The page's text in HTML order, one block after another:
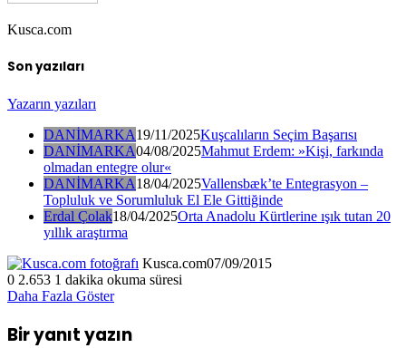
Kusca.com
Son yazıları
Yazarın yazıları
DANİMARKA19/11/2025Kuşcalıların Seçim Başarısı
DANİMARKA04/08/2025Mahmut Erdem: »Kişi, farkında
olmadan entegre olur«
DANİMARKA18/04/2025Vallensbæk’te Entegrasyon –
Topluluk ve Sorumluluk El Ele Gittiğinde
Erdal Çolak18/04/2025Orta Anadolu Kürtlerine ışık tutan 20
yıllık araştırma
Kusca.com07/09/2015
0 2.653 1 dakika okuma süresi
Daha Fazla Göster
Bir yanıt yazın